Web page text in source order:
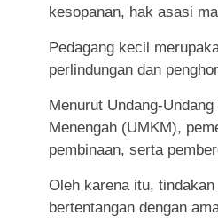
kesopanan, hak asasi
Pedagang kecil
perlindungan dan
Menurut Undang-
Menengah (UMKM),
pembinaan, serta
Oleh karena itu,
bertentangan dengan